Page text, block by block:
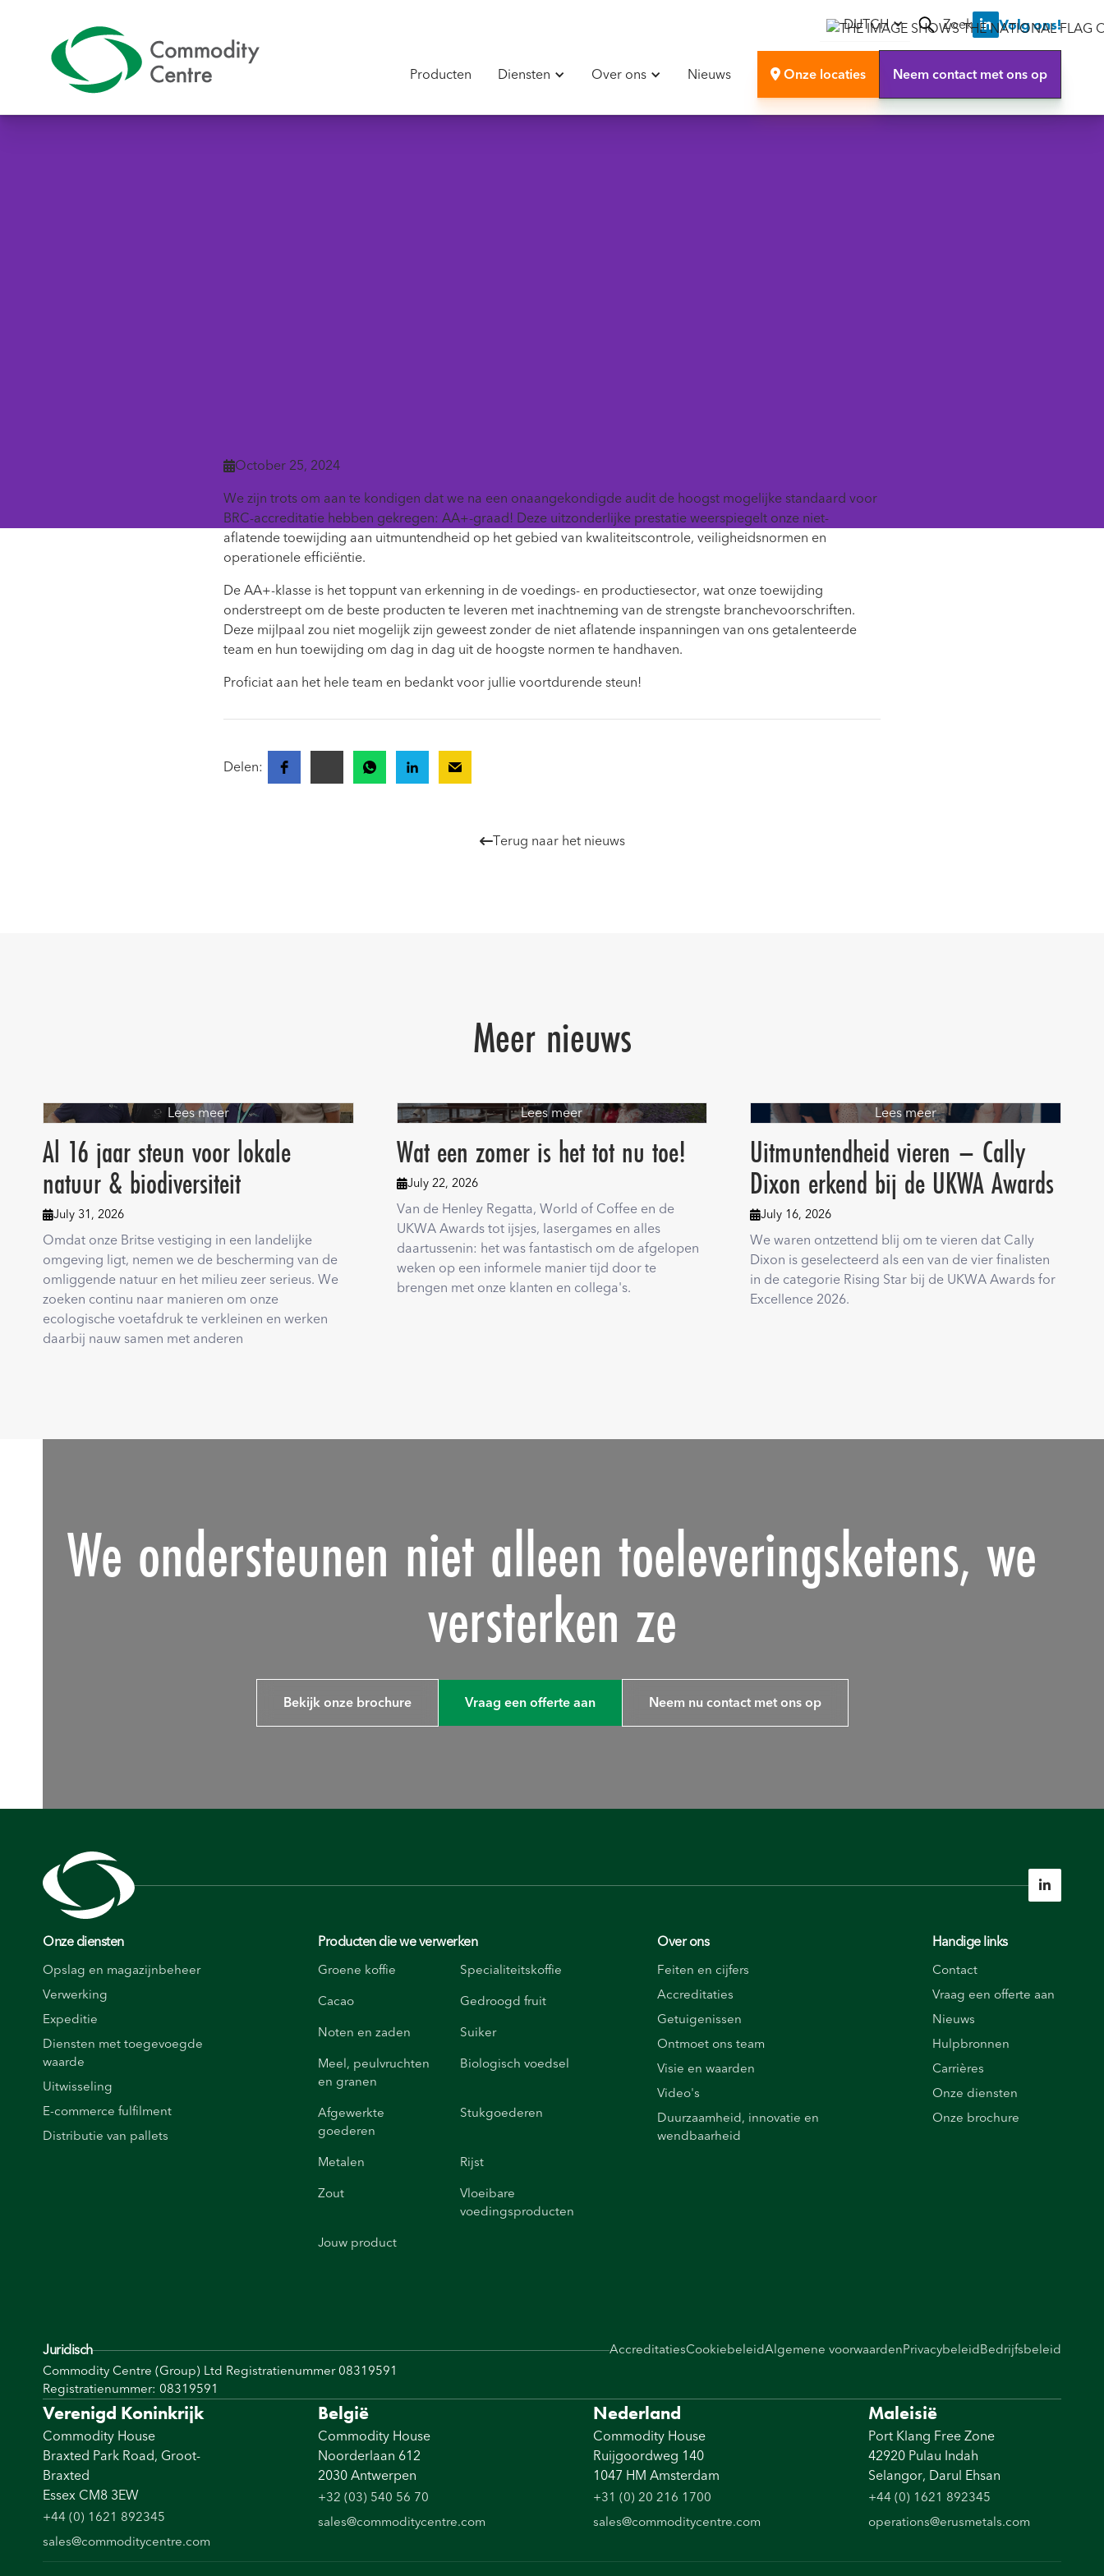
DUTCH Zoek  Volg ons!
Producten Diensten Over ons Nieuws  Onze locaties Neem contact met ons op
October 25, 2024
We zijn trots om aan te kondigen dat we na een onaangekondigde audit de hoogst mogelijke standaard voor
BRC-accreditatie hebben gekregen: AA+-graad! Deze uitzonderlijke prestatie weerspiegelt onze niet-
aflatende toewijding aan uitmuntendheid op het gebied van kwaliteitscontrole, veiligheidsnormen en
operationele efficiëntie.
De AA+-klasse is het toppunt van erkenning in de voedings- en productiesector, wat onze toewijding
onderstreept om de beste producten te leveren met inachtneming van de strengste branchevoorschriften.
Deze mijlpaal zou niet mogelijk zijn geweest zonder de niet aflatende inspanningen van ons getalenteerde
team en hun toewijding om dag in dag uit de hoogste normen te handhaven.
Proficiat aan het hele team en bedankt voor jullie voortdurende steun!
Delen:
Terug naar het nieuws
Meer nieuws
Lees meer
Al 16 jaar steun voor lokale
natuur & biodiversiteit
July 31, 2026
Omdat onze Britse vestiging in een landelijke
omgeving ligt, nemen we de bescherming van de
omliggende natuur en het milieu zeer serieus. We
zoeken continu naar manieren om onze
ecologische voetafdruk te verkleinen en werken
daarbij nauw samen met anderen
Lees meer
Wat een zomer is het tot nu toe!
July 22, 2026
Van de Henley Regatta, World of Coffee en de
UKWA Awards tot ijsjes, lasergames en alles
daartussenin: het was fantastisch om de afgelopen
weken op een informele manier tijd door te
brengen met onze klanten en collega's.
Lees meer
Uitmuntendheid vieren – Cally
Dixon erkend bij de UKWA Awards
July 16, 2026
We waren ontzettend blij om te vieren dat Cally
Dixon is geselecteerd als een van de vier finalisten
in de categorie Rising Star bij de UKWA Awards for
Excellence 2026.
We ondersteunen niet alleen toeleveringsketens, we
versterken ze
Bekijk onze brochure Vraag een offerte aan Neem nu contact met ons op

Onze diensten
Opslag en magazijnbeheer
Verwerking
Expeditie
Diensten met toegevoegde
waarde
Uitwisseling
E-commerce fulfilment
Distributie van pallets
Producten die we verwerken
Groene koffie
Specialiteitskoffie
Cacao
Gedroogd fruit
Noten en zaden
Suiker
Meel, peulvruchten
en granen
Biologisch voedsel
Afgewerkte
goederen
Stukgoederen
Metalen
Rijst
Zout
Vloeibare
voedingsproducten
Jouw product
Over ons
Feiten en cijfers
Accreditaties
Getuigenissen
Ontmoet ons team
Visie en waarden
Video's
Duurzaamheid, innovatie en
wendbaarheid
Handige links
Contact
Vraag een offerte aan
Nieuws
Hulpbronnen
Carrières
Onze diensten
Onze brochure
Juridisch AccreditatiesCookiebeleidAlgemene voorwaardenPrivacybeleidBedrijfsbeleid
Commodity Centre (Group) Ltd Registratienummer 08319591
Registratienummer: 08319591
Verenigd Koninkrijk
Commodity House
Braxted Park Road, Groot-
Braxted
Essex CM8 3EW
+44 (0) 1621 892345
sales@commoditycentre.com
België
Commodity House
Noorderlaan 612
2030 Antwerpen
+32 (03) 540 56 70
sales@commoditycentre.com
Nederland
Commodity House
Ruijgoordweg 140
1047 HM Amsterdam
+31 (0) 20 216 1700
sales@commoditycentre.com
Maleisië
Port Klang Free Zone
42920 Pulau Indah
Selangor, Darul Ehsan
+44 (0) 1621 892345
operations@erusmetals.com